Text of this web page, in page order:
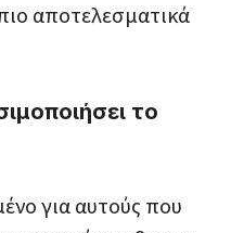
αποτελεσματικά
το
για αυτούς που